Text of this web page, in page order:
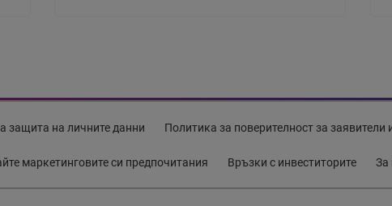
защита на личните данни Политика за поверителност за заявители
маркетинговите си предпочитания Връзки с инвеститорите За